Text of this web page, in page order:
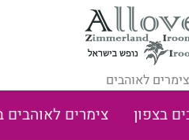
צימרים לאוהבים
בצפון צימרים לאוהבים